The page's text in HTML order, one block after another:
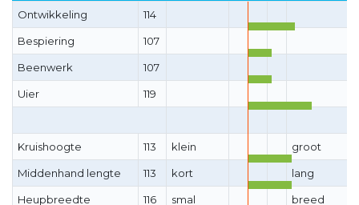
Ontwikkeling 114
Bespiering 107
Beenwerk 107
Uier 119
Kruishoogte 113 klein groot
Middenhand lengte 113 kort lang
Heupbreedte 116 smal breed